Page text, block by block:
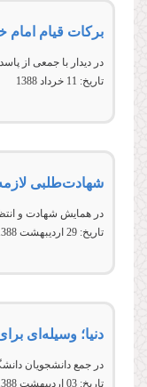
برکات قیام امام
در دیدار با جمعی از
تاریخ: 11 خرداد 1388
شهادت‌طلبی
در همایش شهادت و
تاریخ: 29 ارديبهشت 1388
دنیا؛ وسیله‌ای
در جمع دانشجویان
تاریخ: 03 ارديبهشت 1388